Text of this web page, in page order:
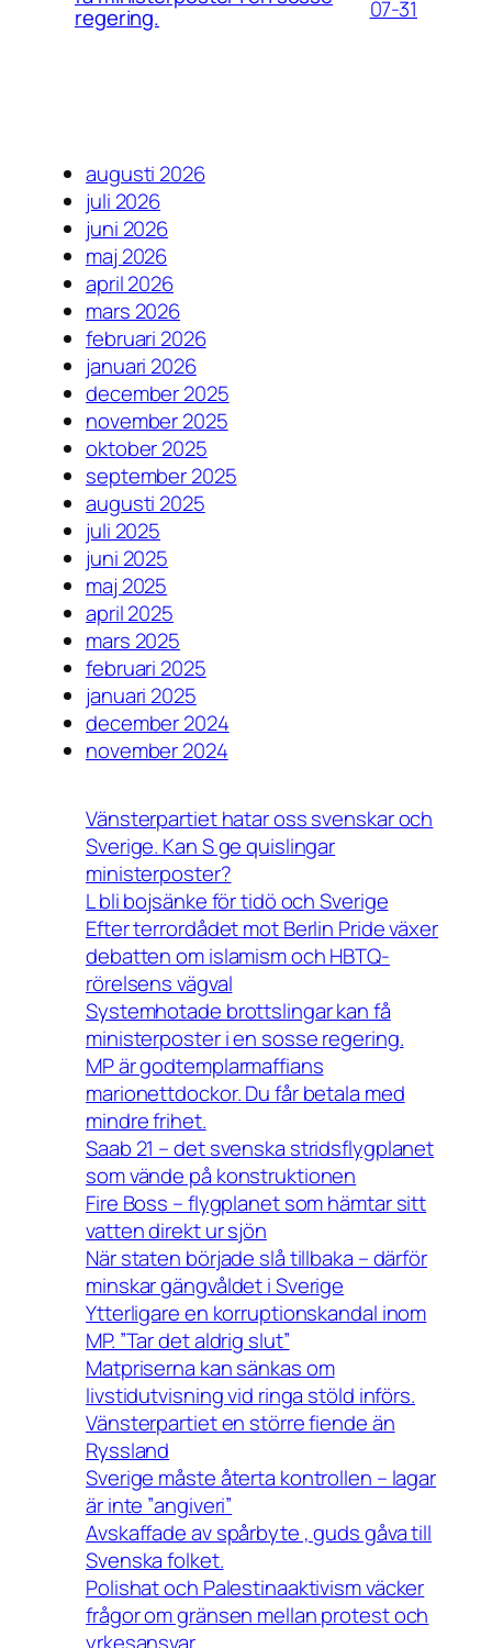
regering. 07-31
augusti 2026
juli 2026
juni 2026
maj 2026
april 2026
mars 2026
februari 2026
januari 2026
december 2025
november 2025
oktober 2025
september 2025
augusti 2025
juli 2025
juni 2025
maj 2025
april 2025
mars 2025
februari 2025
januari 2025
december 2024
november 2024
Vänsterpartiet hatar oss svenskar och
Sverige. Kan S ge quislingar
ministerposter?
L bli bojsänke för tidö och Sverige
Efter terrordådet mot Berlin Pride växer
debatten om islamism och HBTQ-
rörelsens vägval
Systemhotade brottslingar kan få
ministerposter i en sosse regering.
MP är godtemplarmaffians
marionettdockor. Du får betala med
mindre frihet.
Saab 21 – det svenska stridsflygplanet
som vände på konstruktionen
Fire Boss – flygplanet som hämtar sitt
vatten direkt ur sjön
När staten började slå tillbaka – därför
minskar gängvåldet i Sverige
Ytterligare en korruptionskandal inom
MP. ”Tar det aldrig slut”
Matpriserna kan sänkas om
livstidutvisning vid ringa stöld införs.
Vänsterpartiet en större fiende än
Ryssland
Sverige måste återta kontrollen – lagar
är inte ”angiveri”
Avskaffade av spårbyte , guds gåva till
Svenska folket.
Polishat och Palestinaaktivism väcker
frågor om gränsen mellan protest och
yrkesansvar